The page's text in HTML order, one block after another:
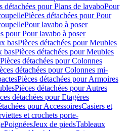
détachées pour Plans de lavaboPour
Pièces détachées pour Pour
Pour lavabo à poser
pour Pour lavabo à poser
basPièces détachées pour Meubles
basPièces détachées pour Meubles
Pièces détachées pour Colonnes
détachées pour Colonnes mi-
Pièces détachées pour Armoires
Pièces détachées pour Autres
détachées pour Etagères
pour AccessoiresCasiers et
et crochets porte-
PoignéesJeux de piedsTableaux